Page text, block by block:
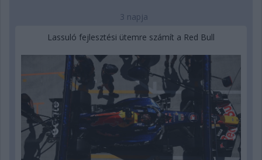
3 napja
Lassuló fejlesztési ütemre számít a Red Bull